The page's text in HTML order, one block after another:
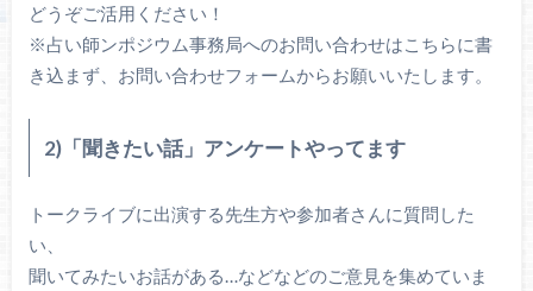
どうぞご活用ください！
※占い師ンポジウム事務局へのお問い合わせはこちらに書
き込まず、お問い合わせフォームからお願いいたします。
2)「聞きたい話」アンケートやってます
トークライブに出演する先生方や参加者さんに質問した
い、
聞いてみたいお話がある…などなどのご意見を集めていま